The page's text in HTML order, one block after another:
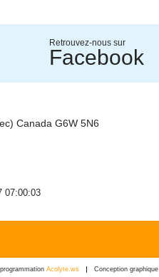
Retrouvez-nous sur
Facebook
Canada G6W 5N6
07:00:03
Acolyte.ws Conception graphique